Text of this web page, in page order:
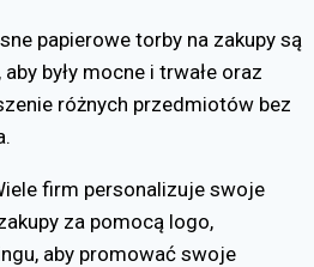
papierowe torby na zakupy są
były mocne i trwałe oraz
różnych przedmiotów bez
firm personalizuje swoje
za pomocą logo,
aby promować swoje